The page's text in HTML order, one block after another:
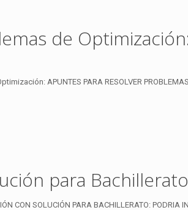
de
APUNTES PARA RESOLVER
para Bachillerato
CON SOLUCIÓN PARA BACHILLERATO: PODRIA